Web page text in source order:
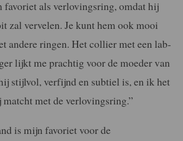
favoriet als verlovingsring, omdat hij
zal vervelen. Je kunt hem ook mooi
andere ringen. Het collier met een lab-
lijkt me prachtig voor de moeder van
stijlvol, verfijnd en subtiel is, en ik het
met de verlovingsring.”
is mijn favoriet voor de